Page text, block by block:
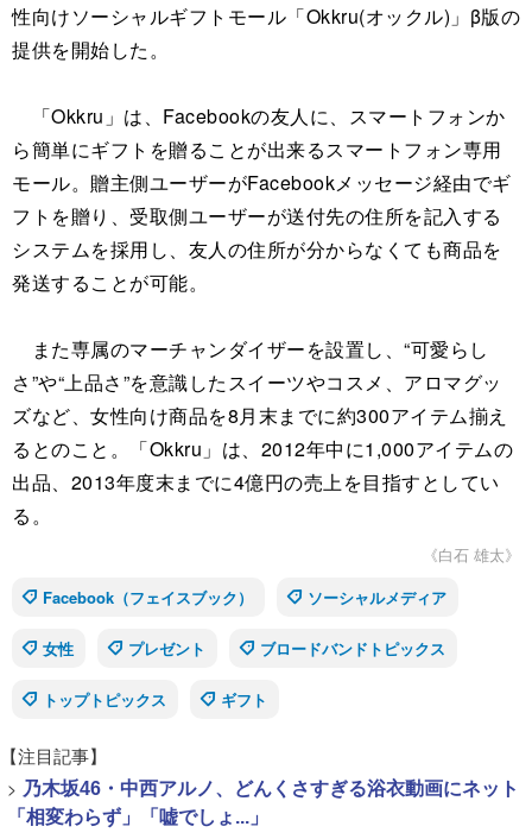
性向けソーシャルギフトモール「Okkru(オックル)」β版の
提供を開始した。
「Okkru」は、Facebookの友人に、スマートフォンか
ら簡単にギフトを贈ることが出来るスマートフォン専用
モール。贈主側ユーザーがFacebookメッセージ経由でギ
フトを贈り、受取側ユーザーが送付先の住所を記入する
システムを採用し、友人の住所が分からなくても商品を
発送することが可能。
また専属のマーチャンダイザーを設置し、“可愛らし
さ”や“上品さ”を意識したスイーツやコスメ、アロマグッ
ズなど、女性向け商品を8月末までに約300アイテム揃え
るとのこと。「Okkru」は、2012年中に1,000アイテムの
出品、2013年度末までに4億円の売上を目指すとしてい
る。
《白石 雄太》
Facebook（フェイスブック）
ソーシャルメディア
女性 プレゼント ブロードバンドトピックス
トップトピックス ギフト
【注目記事】
> 乃木坂46・中西アルノ、どんくさすぎる浴衣動画にネット
「相変わらず」「嘘でしょ...」